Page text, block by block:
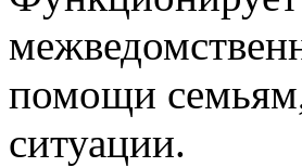
помощи
ситуации.